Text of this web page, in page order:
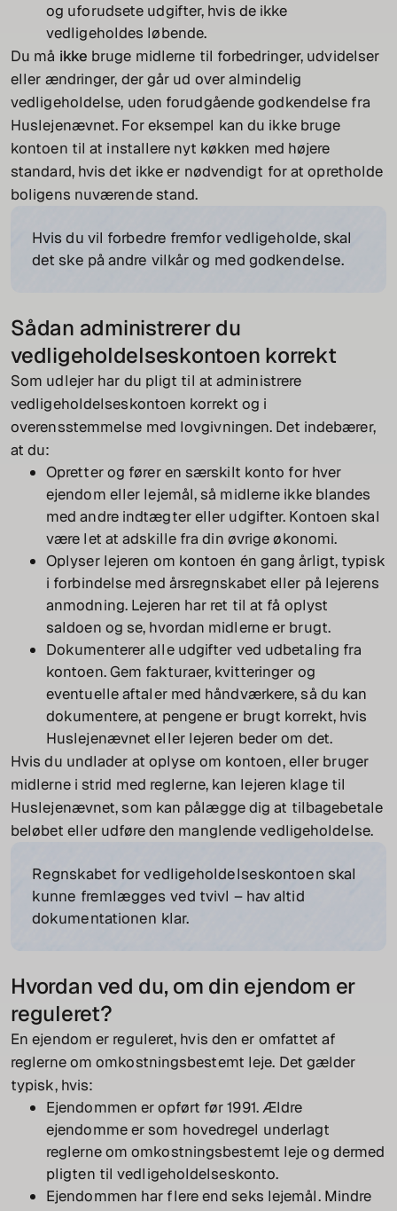
og uforudsete udgifter, hvis de ikke
vedligeholdes løbende.
Du må ikke bruge midlerne til forbedringer, udvidelser
eller ændringer, der går ud over almindelig
vedligeholdelse, uden forudgående godkendelse fra
Huslejenævnet. For eksempel kan du ikke bruge
kontoen til at installere nyt køkken med højere
standard, hvis det ikke er nødvendigt for at opretholde
boligens nuværende stand.
Hvis du vil forbedre fremfor vedligeholde, skal
det ske på andre vilkår og med godkendelse.
Sådan administrerer du
vedligeholdelseskontoen korrekt
Som udlejer har du pligt til at administrere
vedligeholdelseskontoen korrekt og i
overensstemmelse med lovgivningen. Det indebærer,
at du:
Opretter og fører en særskilt konto for hver
ejendom eller lejemål, så midlerne ikke blandes
med andre indtægter eller udgifter. Kontoen skal
være let at adskille fra din øvrige økonomi.
Oplyser lejeren om kontoen én gang årligt, typisk
i forbindelse med årsregnskabet eller på lejerens
anmodning. Lejeren har ret til at få oplyst
saldoen og se, hvordan midlerne er brugt.
Dokumenterer alle udgifter ved udbetaling fra
kontoen. Gem fakturaer, kvitteringer og
eventuelle aftaler med håndværkere, så du kan
dokumentere, at pengene er brugt korrekt, hvis
Huslejenævnet eller lejeren beder om det.
Hvis du undlader at oplyse om kontoen, eller bruger
midlerne i strid med reglerne, kan lejeren klage til
Huslejenævnet, som kan pålægge dig at tilbagebetale
beløbet eller udføre den manglende vedligeholdelse.
Regnskabet for vedligeholdelseskontoen skal
kunne fremlægges ved tvivl – hav altid
dokumentationen klar.
Hvordan ved du, om din ejendom er
reguleret?
En ejendom er reguleret, hvis den er omfattet af
reglerne om omkostningsbestemt leje. Det gælder
typisk, hvis:
Ejendommen er opført før 1991. Ældre
ejendomme er som hovedregel underlagt
reglerne om omkostningsbestemt leje og dermed
pligten til vedligeholdelseskonto.
Ejendommen har flere end seks lejemål. Mindre